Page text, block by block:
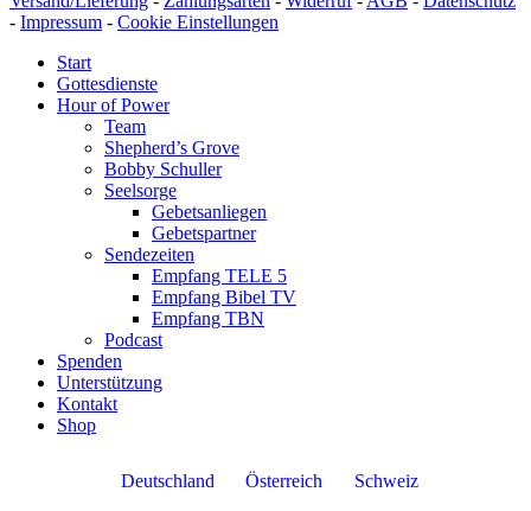
- Impressum - Cookie Einstellungen
Start
Gottesdienste
Hour of Power
Team
Shepherd’s Grove
Bobby Schuller
Seelsorge
Gebetsanliegen
Gebetspartner
Sendezeiten
Empfang TELE 5
Empfang Bibel TV
Empfang TBN
Podcast
Spenden
Unterstützung
Kontakt
Shop
Deutschland Österreich Schweiz